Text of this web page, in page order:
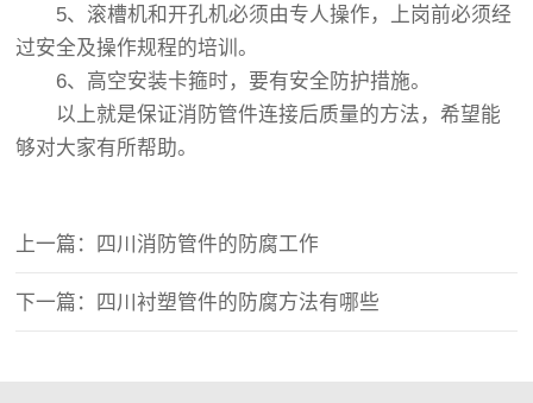
5、滚槽机和开孔机必须由专人操作，上岗前必须经
过安全及操作规程的培训。
6、高空安装卡箍时，要有安全防护措施。
以上就是保证消防管件连接后质量的方法，希望能
够对大家有所帮助。
上一篇：四川消防管件的防腐工作
下一篇：四川衬塑管件的防腐方法有哪些